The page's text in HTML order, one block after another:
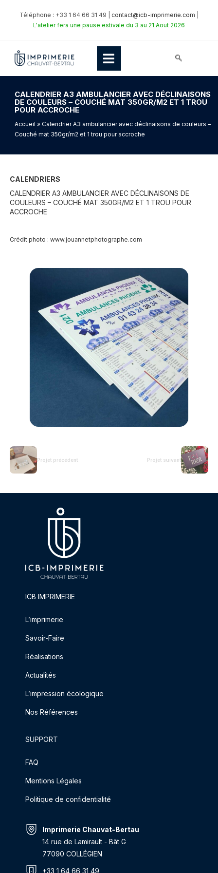
Téléphone : +33 1 64 66 31 49 | contact@icb-imprimerie.com
L'atelier fera une pause estivale du 3 au 21 Aout 2026
CALENDRIER A3 AMBULANCIER AVEC DÉCLINAISONS
DE COULEURS – COUCHÉ MAT 350GR/M2 ET 1 TROU
POUR ACCROCHE
Accueil » Calendrier A3 ambulancier avec déclinaisons de couleurs –
Couché mat 350gr/m2 et 1 trou pour accroche
CALENDRIERS
CALENDRIER A3 AMBULANCIER AVEC DÉCLINAISONS DE
COULEURS – COUCHÉ MAT 350GR/M2 ET 1 TROU POUR
ACCROCHE
Crédit photo : www.jouannetphotographe.com
Projet précédent Projet suivant
ICB IMPRIMERIE
L’imprimerie
Savoir-Faire
Réalisations
Actualités
L’impression écologique
Nos Références
SUPPORT
FAQ
Mentions Légales
Politique de confidentialité
Imprimerie Chauvat-Bertau
14 rue de Lamirault - Bât G
77090 COLLÉGIEN
+33 1 64 66 31 49